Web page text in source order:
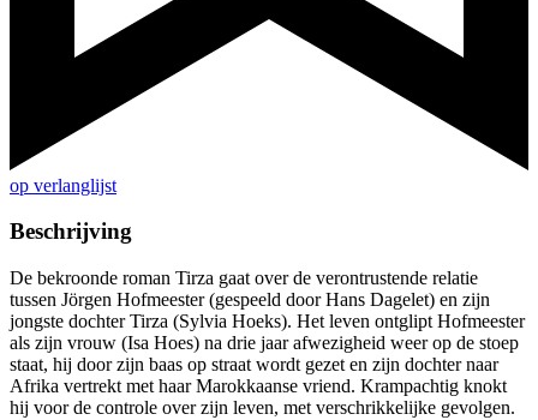
op verlanglijst
Beschrijving
De bekroonde roman Tirza gaat over de verontrustende relatie
tussen Jörgen Hofmeester (gespeeld door Hans Dagelet) en zijn
jongste dochter Tirza (Sylvia Hoeks). Het leven ontglipt Hofmeester
als zijn vrouw (Isa Hoes) na drie jaar afwezigheid weer op de stoep
staat, hij door zijn baas op straat wordt gezet en zijn dochter naar
Afrika vertrekt met haar Marokkaanse vriend. Krampachtig knokt
hij voor de controle over zijn leven, met verschrikkelijke gevolgen.